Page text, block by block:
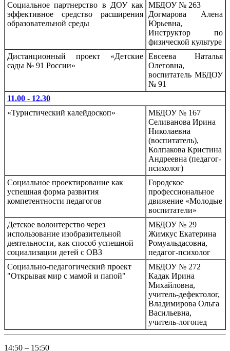
Социальное партнерство в ДОУ как
эффективное средство расширения
образовательной среды
МБДОУ № 263
Догмарова Алена
Юрьевна,
Инструктор по
физической культуре
Дистанционный проект «Детские
сады № 91 России»
Евсеева Наталья
Олеговна,
воспитатель МБДОУ
№ 91
11.00 - 12.30
«Туристический калейдоскоп»
МБДОУ № 167
Селиванова Ирина
Николаевна
(воспитатель),
Колпакова Кристина
Андреевна (педагог-
психолог)
Социальное проектирование как
успешная форма развития
компетентности педагогов
Городское
профессиональное
движение «Молодые
воспитатели»
Детское волонтерство через
использование изобразительной
деятельности, как способ успешной
социализации детей с ОВЗ
МБДОУ № 29
Жимкус Екатерина
Ромуальдасовна,
педагог-психолог
Социально-педагогический проект
"Открывая мир с мамой и папой"
МБДОУ № 272
Кадак Ирина
Михайловна,
учитель-дефектолог,
Владимирова Ольга
Васильевна,
учитель-логопед
14:50 – 15:50